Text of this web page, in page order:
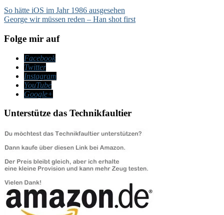
Beitragsnavigation
So hätte iOS im Jahr 1986 ausgesehen
George wir müssen reden – Han shot first
Folge mir auf
Facebook
Twitter
Instagram
YouTube
Google+
Unterstütze das Technikfaultier